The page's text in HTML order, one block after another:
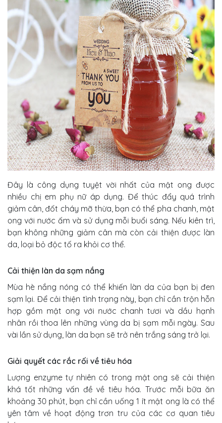
Đây là công dụng tuyệt vời nhất của mật ong được
nhiều chị em phụ nữ áp dụng. Để thúc đẩy quá trình
giảm cân, đốt cháy mỡ thừa, bạn có thể pha chanh, mật
ong với nước ấm và sử dụng mỗi buổi sáng. Nếu kiên trì,
bạn không những giảm cân mà còn cải thiện được làn
da, loại bỏ độc tố ra khỏi cơ thể.
Cải thiện làn da sạm nắng
Mùa hè nắng nóng có thể khiến làn da của bạn bị đen
sạm lại. Để cải thiện tình trạng này, bạn chỉ cần trộn hỗn
hợp gồm mật ong với nước chanh tươi và dầu hạnh
nhân rồi thoa lên những vùng da bị sạm mỗi ngày. Sau
vài lần sử dụng, làn da bạn sẽ trở nên trắng sáng trở lại.
Giải quyết các rắc rối về tiêu hóa
Lượng enzyme tự nhiên có trong mật ong sẽ cải thiện
khá tốt những vấn đề về tiêu hóa. Trước mỗi bữa ăn
khoảng 30 phút, bạn chỉ cần uống 1 ít mật ong là có thể
yên tâm về hoạt động trơn tru của các cơ quan tiêu